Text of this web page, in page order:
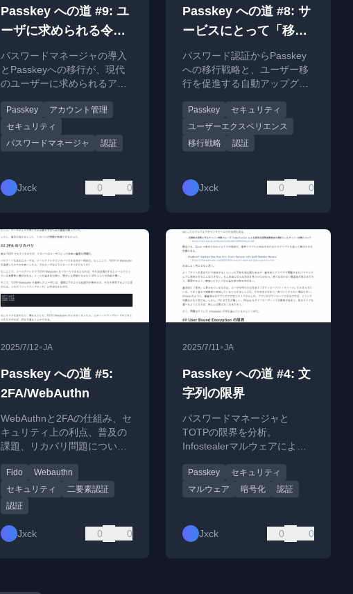
Passkey への道 #9: ユ
ーザに求められる令和
のアカウントリテラシ
パスワードマネージャの導入
とPasskeyへの移行が、現代
のユーザーに求められるアカ
あることを解説。
Passkey
アカウント管理
セキュリティ
パスワードマネージャ
認証
Jxck 0 0
Passkey への道 #8: サ
ービスにとって「移
行」のゴールは何か?
パスワード認証からPasskey
への移行戦略と、ユーザー移
行を促進する自動アップグレ
ビス提供者が考慮すべきポイ
ントを考察。
Passkey
セキュリティ
ユーザーエクスペリエンス
移行戦略
認証
Jxck 0 0
2025/7/12•JA
Passkey への道 #5:
2FA/WebAuthn
WebAuthnと2FAの仕組み、セ
キュリティ上の利点、普及の
課題、リカバリ問題について
の道筋を探る。
Fido
Webauthn
セキュリティ
二要素認証
認証
Jxck 0 0
2025/7/11•JA
Passkey への道 #4: 文
字列の限界
パスワードマネージャと
TOTPの限界を分析。
Infostealerマルウェアによる
スキーへの移行の必要性を解
説。
Passkey
セキュリティ
マルウェア
暗号化 認証
Jxck 0 0